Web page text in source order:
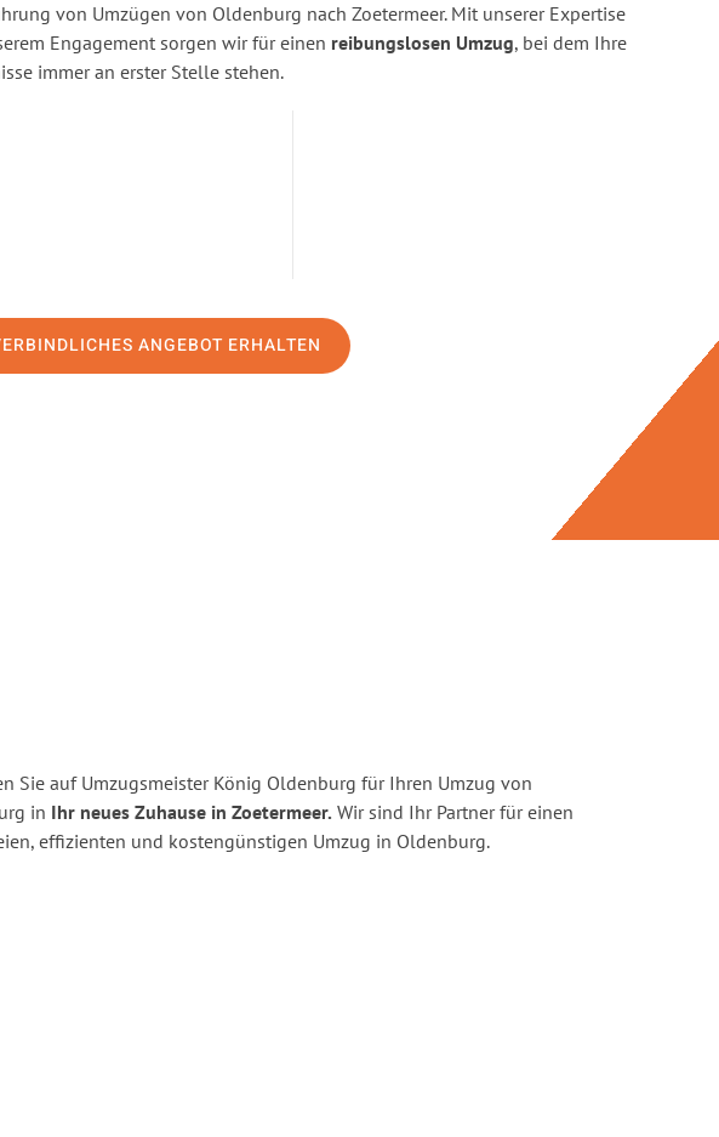
von Umzügen von Oldenburg nach Zoetermeer. Mit unserer Expertise
Engagement sorgen wir für einen reibungslosen Umzug, bei dem Ihre
immer an erster Stelle stehen.
ANGEBOT ERHALTEN
Sie auf Umzugsmeister König Oldenburg für Ihren Umzug von
in Ihr neues Zuhause in Zoetermeer. Wir sind Ihr Partner für einen
effizienten und kostengünstigen Umzug in Oldenburg.